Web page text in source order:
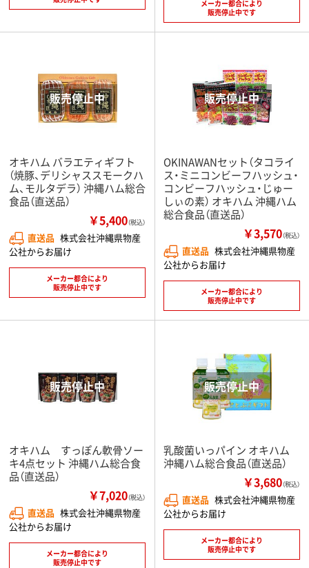
メーカー都合により
販売停止中です
オキハム バラエティギフト
（焼豚、デリシャススモークハ
ム、モルタデラ） 沖縄ハム総合
食品（直送品）
￥5,400（税込）
直送品 株式会社沖縄県物産
公社からお届け
メーカー都合により
販売停止中です
OKINAWANセット（タコライ
ス・ミニコンビーフハッシュ・
コンビーフハッシュ・じゅー
しぃの素） オキハム 沖縄ハム
総合食品（直送品）
￥3,570（税込）
直送品 株式会社沖縄県物産
公社からお届け
メーカー都合により
販売停止中です
オキハム すっぽん軟骨ソー
キ4点セット 沖縄ハム総合食
品（直送品）
￥7,020（税込）
直送品 株式会社沖縄県物産
公社からお届け
メーカー都合により
販売停止中です
乳酸菌いっパイン オキハム
沖縄ハム総合食品（直送品）
￥3,680（税込）
直送品 株式会社沖縄県物産
公社からお届け
メーカー都合により
販売停止中です